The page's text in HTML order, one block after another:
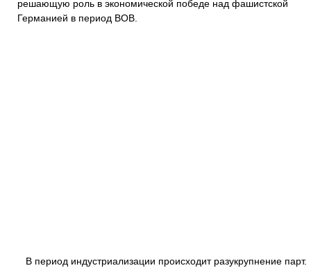
решающую роль в экономической победе над фашистской
Германией в период ВОВ.
В период индустриализации происходит разукрупнение парт.